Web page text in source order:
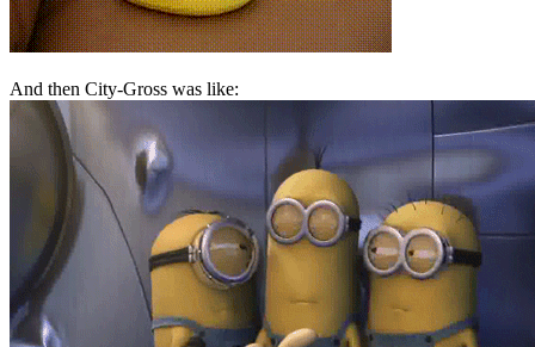
And then City-Gross was like: